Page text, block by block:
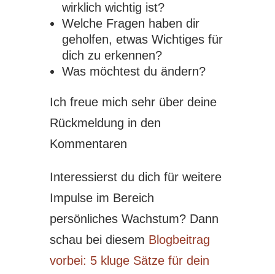
wirklich wichtig ist?
Welche Fragen haben dir
geholfen, etwas Wichtiges für
dich zu erkennen?
Was möchtest du ändern?
Ich freue mich sehr über deine
Rückmeldung in den
Kommentaren
Interessierst du dich für weitere
Impulse im Bereich
persönliches Wachstum? Dann
schau bei diesem Blogbeitrag
vorbei: 5 kluge Sätze für dein